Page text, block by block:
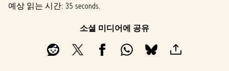
예상 읽는 시간 35 seconds
소셜 미디어에 공유